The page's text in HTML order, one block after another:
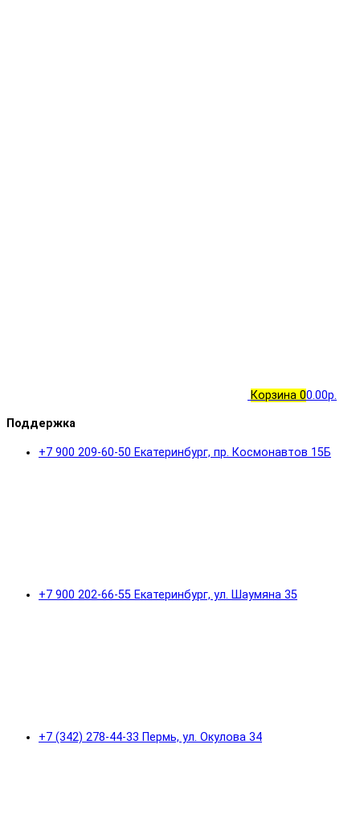
Корзина 00.00р.
Поддержка
+7 900 209-60-50 Екатеринбург, пр. Космонавтов 15Б
+7 900 202-66-55 Екатеринбург, ул. Шаумяна 35
+7 (342) 278-44-33 Пермь, ул. Окулова 34